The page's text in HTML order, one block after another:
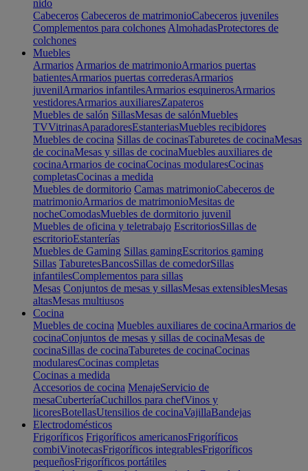
nido
Cabeceros Cabeceros de matrimonioCabeceros juveniles
Complementos para colchones AlmohadasProtectores de
colchones
Muebles
Armarios Armarios de matrimonioArmarios puertas
batientesArmarios puertas correderasArmarios
juvenilArmarios infantilesArmarios esquinerosArmarios
vestidoresArmarios auxiliaresZapateros
Muebles de salón SillasMesas de salónMuebles
TVVitrinasAparadoresEstanteriasMuebles recibidores
Muebles de cocina Sillas de cocinasTaburetes de cocinaMesas
de cocinaMesas y sillas de cocinaMuebles auxiliares de
cocinaArmarios de cocinaCocinas modularesCocinas
completasCocinas a medida
Muebles de dormitorio Camas matrimonioCabeceros de
matrimonioArmarios de matrimonioMesitas de
nocheComodasMuebles de dormitorio juvenil
Muebles de oficina y teletrabajo EscritoriosSillas de
escritorioEstanterías
Muebles de Gaming Sillas gamingEscritorios gaming
Sillas TaburetesBancosSillas de comedorSillas
infantilesComplementos para sillas
Mesas Conjuntos de mesas y sillasMesas extensiblesMesas
altasMesas multiusos
Cocina
Muebles de cocina Muebles auxiliares de cocinaArmarios de
cocinaConjuntos de mesas y sillas de cocinaMesas de
cocinaSillas de cocinaTaburetes de cocinaCocinas
modularesCocinas completas
Cocinas a medida
Accesorios de cocina MenajeServicio de
mesaCuberteríaCuchillos para chefVinos y
licoresBotellasUtensilios de cocinaVajillaBandejas
Electrodomésticos
Frigoríficos Frigoríficos americanosFrigoríficos
combiVinotecasFrigoríficos integrablesFrigoríficos
pequeñosFrigoríficos portátiles